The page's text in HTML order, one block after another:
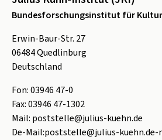
Bundesforschungsinstitut für
Erwin-Baur-Str. 27
06484Quedlinburg
Deutschland
Fon:03946 47-0
Fax:03946 47-1302
Mail: poststelle@julius-kuehn.de
De-Mail:poststelle@julius-kuehn.de-